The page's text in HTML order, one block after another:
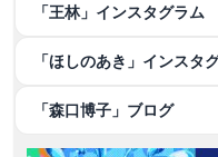
「王林」インスタグラム
「ほしのあき」インスタ
「森口博子」ブログ